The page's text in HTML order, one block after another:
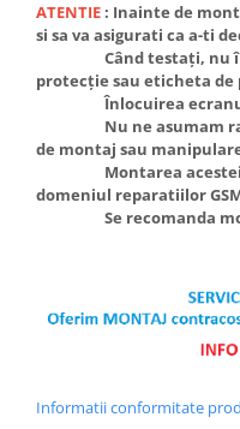
VIVO COMPATIBILE
Ecrane Pentru OPPO
OPPO COMPATIBILE
OPPO SERVICE PACK
Ecrane Pentru REALME
REALME COMPATIBILE
LG COMPATIBILE
Ecrane Pentru DOOGEE
DOOGEE SERVICE PACK
ATENTIE: Inainte de
si sa va asigurati ca a-ti
Când testați, nu
protecție sau eticheta de
Înlocuirea ecranului
Nu ne asumam
de montaj sau
Montarea acestei
domeniul reparatiilor
Se recomanda
Informatii conformitate